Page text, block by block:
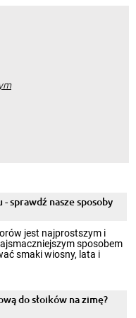
sprawdź nasze sposoby
jest najprostszym i
sposobem
smaki wiosny, lata i
nimi oko w sezonie
cieplejszych
słoików ze
do słoików na zimę?